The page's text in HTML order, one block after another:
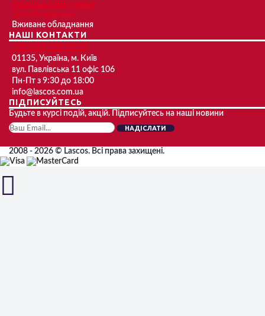
Медичне обладнання
SPA обладнання
Вживане обладнання
НАШІ КОНТАКТИ
+38 (044) 499-96-55
01135, Україна, м. Київ
вул. Павлівська 11 офіс 106
Пн-Пт з 9:30 до 18:00
info@lascos.com.ua
ПІДПИСУЙТЕСЬ
Будьте в курсі подій, акцій. Підписуйтесь на наші новини
НАДІСЛАТИ
2008 - 2026 © Lascos. Всі права захищені.